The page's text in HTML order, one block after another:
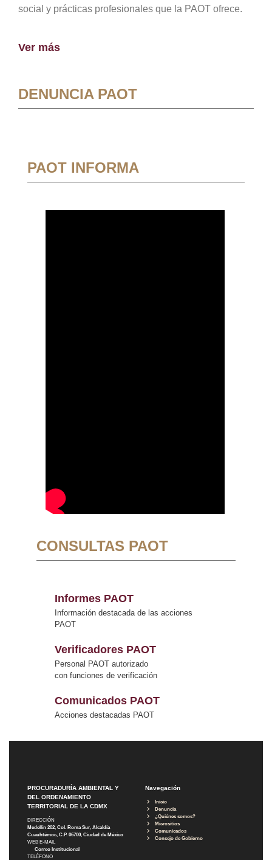
social y prácticas profesionales que la PAOT ofrece.
Ver más
DENUNCIA PAOT
PAOT INFORMA
CONSULTAS PAOT
Informes PAOT
Información destacada de las acciones
PAOT
Verificadores PAOT
Personal PAOT autorizado
con funciones de verificación
Comunicados PAOT
Acciones destacadas PAOT
PROCURADURÍA AMBIENTAL Y
DEL ORDENAMIENTO
TERRITORIAL DE LA CDMX
DIRECCIÓN
Medellín 202, Col. Roma Sur, Alcaldía
Cuauhtémoc, C.P. 06700, Ciudad de México
WEB E-MAIL
Correo Institucional
TELÉFONO
Navegación
Inicio
Denuncia
¿Quiénes somos?
Micrositios
Comunicados
Consejo de Gobierno